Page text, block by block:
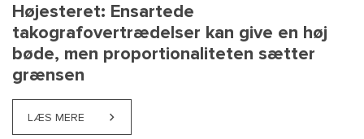
Højesteret: Ensartede
takografovertrædelser kan give en høj
bøde, men proportionaliteten sætter
grænsen
LÆS MERE ABOUT HØJESTERET: ENSARTEDE